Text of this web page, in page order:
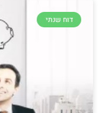
דוח שנתי